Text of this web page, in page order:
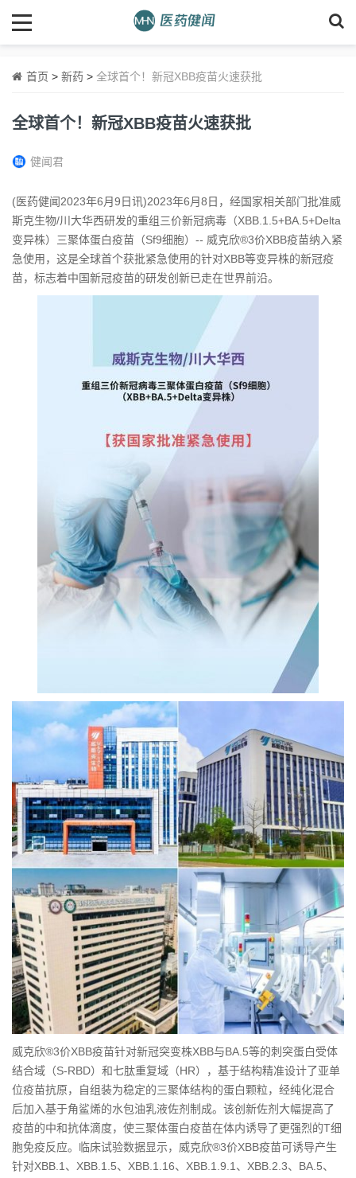
首页 > 新药 > 全球首个！新冠XBB疫苗火速获批
全球首个！新冠XBB疫苗火速获批
健闻君
(医药健闻2023年6月9日讯)2023年6月8日，经国家相关部门批准威
斯克生物/川大华西研发的重组三价新冠病毒（XBB.1.5+BA.5+Delta
变异株）三聚体蛋白疫苗（Sf9细胞）-- 威克欣®3价XBB疫苗纳入紧
急使用，这是全球首个获批紧急使用的针对XBB等变异株的新冠疫
苗，标志着中国新冠疫苗的研发创新已走在世界前沿。
威克欣®3价XBB疫苗针对新冠突变株XBB与BA.5等的刺突蛋白受体
结合域（S-RBD）和七肽重复域（HR），基于结构精准设计了亚单
位疫苗抗原，自组装为稳定的三聚体结构的蛋白颗粒，经纯化混合
后加入基于角鲨烯的水包油乳液佐剂制成。该创新佐剂大幅提高了
疫苗的中和抗体滴度，使三聚体蛋白疫苗在体内诱导了更强烈的T细
胞免疫反应。临床试验数据显示，威克欣®3价XBB疫苗可诱导产生
针对XBB.1、XBB.1.5、XBB.1.16、XBB.1.9.1、XBB.2.3、BA.5、